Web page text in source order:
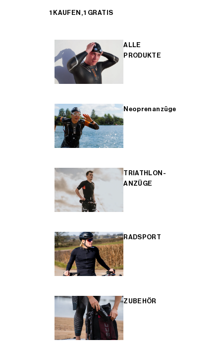
1 KAUFEN, 1 GRATIS
ALLE
PRODUKTE
Neoprenanzüge
TRIATHLON-
ANZÜGE
RADSPORT
ZUBEHÖR